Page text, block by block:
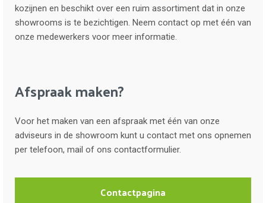
kozijnen en beschikt over een ruim assortiment dat in onze
showrooms is te bezichtigen. Neem contact op met één van
onze medewerkers voor meer informatie.
Afspraak maken?
Voor het maken van een afspraak met één van onze
adviseurs in de showroom kunt u contact met ons opnemen
per telefoon, mail of ons contactformulier.
Contactpagina